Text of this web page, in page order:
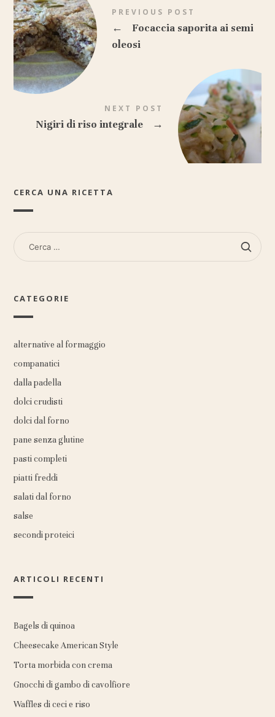
PREVIOUS POST
←
Focaccia saporita ai semi
oleosi
NEXT POST
Nigiri di riso integrale →
CERCA UNA RICETTA
RICERCA
PER:
CATEGORIE
alternative al formaggio
companatici
dalla padella
dolci crudisti
dolci dal forno
pane senza glutine
pasti completi
piatti freddi
salati dal forno
salse
secondi proteici
ARTICOLI RECENTI
Bagels di quinoa
Cheesecake American Style
Torta morbida con crema
Gnocchi di gambo di cavolfiore
Waffles di ceci e riso